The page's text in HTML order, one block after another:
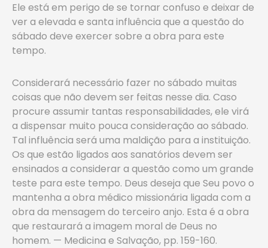
Ele está em perigo de se tornar confuso e deixar de
ver a elevada e santa influência que a questão do
sábado deve exercer sobre a obra para este
tempo.
Considerará necessário fazer no sábado muitas
coisas que não devem ser feitas nesse dia. Caso
procure assumir tantas responsabilidades, ele virá
a dispensar muito pouca consideração ao sábado.
Tal influência será uma maldição para a instituição.
Os que estão ligados aos sanatórios devem ser
ensinados a considerar a questão como um grande
teste para este tempo. Deus deseja que Seu povo o
mantenha a obra médico missionária ligada com a
obra da mensagem do terceiro anjo. Esta é a obra
que restaurará a imagem moral de Deus no
homem. — Medicina e Salvação, pp. 159-160.